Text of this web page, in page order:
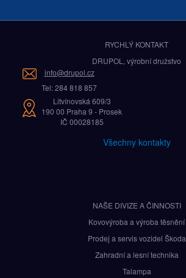
RYCHLÝ KONTAKT
DRUPOL, výrobní družstvo
info@drupol.cz
Tel: 284 818 857
Litvínovská 609/3
190 00 Praha 9 - Prosek
IČ 00028185
Všechny kontakty
NAŠE DIVIZE A ČINNOSTI
Kovovýroba a výroba těsnění
Prodej a servis vozidel Škoda
Zahradní a lesní technika
Talampa